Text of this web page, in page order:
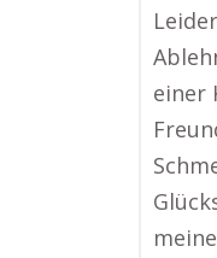
einer